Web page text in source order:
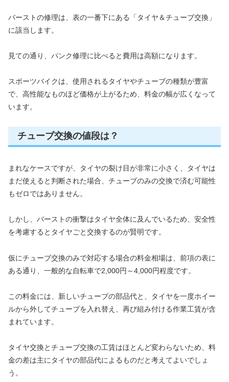
バーストの修理は、表の一番下にある「タイヤ＆チューブ交換」
に該当します。
見ての通り、パンク修理に比べると費用は高額になります。
スポーツバイクは、使用されるタイヤやチューブの種類が豊富
で、高性能なものほど価格が上がるため、料金の幅が広くなって
います。
チューブ交換の値段は？
まれなケースですが、タイヤの裂け目が非常に小さく、タイヤは
まだ使えると判断された場合、チューブのみの交換で済む可能性
もゼロではありません。
しかし、バーストの衝撃はタイヤ全体に及んでいるため、安全性
を考慮するとタイヤごと交換するのが賢明です。
仮にチューブ交換のみで対応する場合の料金相場は、前項の表に
ある通り、一般的な自転車で2,000円～4,000円程度です。
この料金には、新しいチューブの部品代と、タイヤを一度ホイー
ルから外してチューブを入れ替え、再び組み付ける作業工賃が含
まれています。
タイヤ交換とチューブ交換の工賃はほとんど変わらないため、料
金の差は主にタイヤの部品代によるものだと考えてよいでしょ
う。